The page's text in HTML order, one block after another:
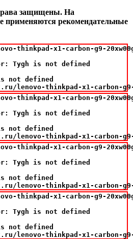
защищены. На
применяются рекомендательные
x1-carbon-g9-
Tygh is not defined
not defined
lenovo-thinkpad-x1-carbon-
x1-carbon-g9-
Tygh is not defined
not defined
lenovo-thinkpad-x1-carbon-
x1-carbon-g9-
Tygh is not defined
not defined
lenovo-thinkpad-x1-carbon-
x1-carbon-g9-
Tygh is not defined
not defined
lenovo-thinkpad-x1-carbon-